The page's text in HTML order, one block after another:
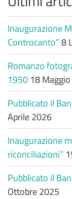
Inaugurazione
Controcanto”8
Romanzo
1950 18
Pubblicato il
Aprile 2026
Inaugurazione
riconciliazioni”
Pubblicato il
Ottobre 2025